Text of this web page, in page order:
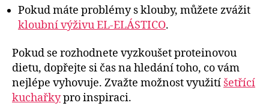
Pokud máte problémy s klouby, můžete zvážit
kloubní výživu EL-ELÁSTICO.
Pokud se rozhodnete vyzkoušet proteinovou
dietu, dopřejte si čas na hledání toho, co vám
nejlépe vyhovuje. Zvažte možnost využití šetřící
kuchařkypro inspiraci.